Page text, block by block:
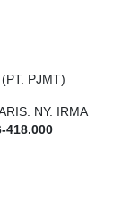
PJMT)
NY. IRMA
418.000